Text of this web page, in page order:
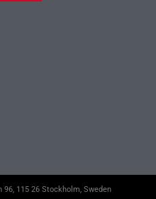
115 26 Stockholm, Sweden